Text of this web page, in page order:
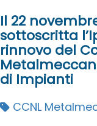
Il 22
sottoscritta
rinnovo del
di Impianti
CCNL